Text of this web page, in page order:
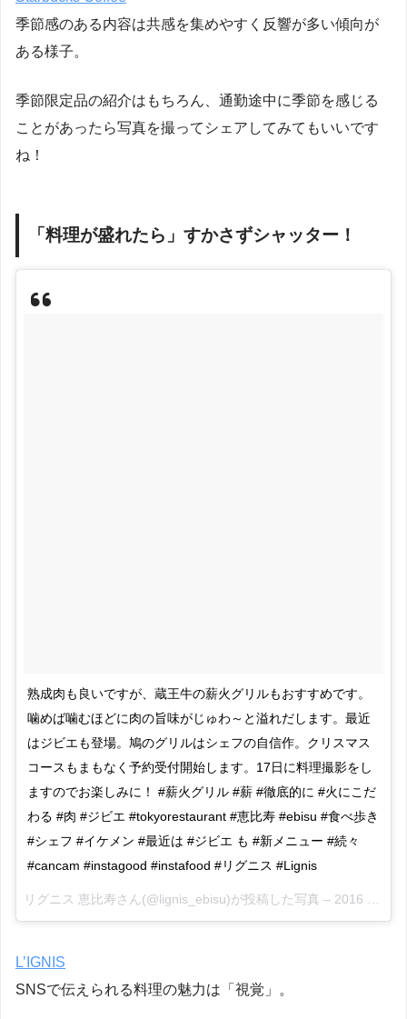
季節感のある内容は共感を集めやすく反響が多い傾向が
ある様子。
季節限定品の紹介はもちろん、通勤途中に季節を感じる
ことがあったら写真を撮ってシェアしてみてもいいです
ね！
「料理が盛れたら」すかさずシャッター！
熟成肉も良いですが、蔵王牛の薪火グリルもおすすめです。
噛めば噛むほどに肉の旨味がじゅわ～と溢れだします。最近
はジビエも登場。鳩のグリルはシェフの自信作。クリスマス
コースもまもなく予約受付開始します。17日に料理撮影をし
ますのでお楽しみに！ #薪火グリル #薪 #徹底的に #火にこだ
わる #肉 #ジビエ #tokyorestaurant #恵比寿 #ebisu #食べ歩き
#シェフ #イケメン #最近は #ジビエ も #新メニュー #続々
#cancam #instagood #instafood #リグニス #Lignis
リグニス 恵比寿さん(@lignis_ebisu)が投稿した写真 – 2016 10月 10 7:19午前 PDT
L’IGNIS
SNSで伝えられる料理の魅力は「視覚」。